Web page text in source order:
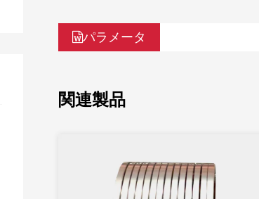
パラメータ
関連製品